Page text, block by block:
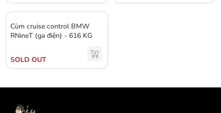
Cùm cruise control BMW
RNineT (ga điện) - 616 KG
SOLD OUT